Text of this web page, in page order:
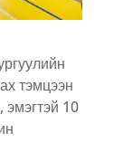
тэмцээн
эмэгтэй 10